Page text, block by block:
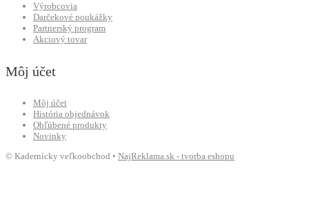
Výrobcovia
Darčekové poukážky
Partnerský program
Akciový tovar
Môj účet
Môj účet
História objednávok
Obľúbené produkty
Novinky
© Kadernícky veľkoobchod • NajReklama.sk - tvorba eshopu